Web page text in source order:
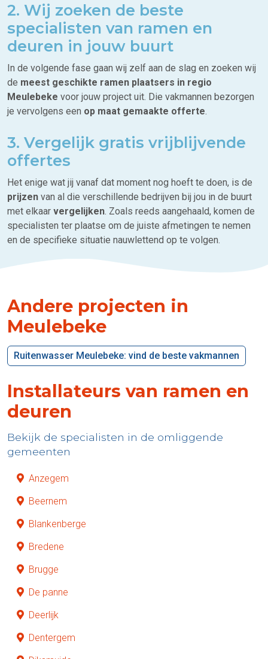
2. Wij zoeken de beste
specialisten van ramen en
deuren in jouw buurt
In de volgende fase gaan wij zelf aan de slag en zoeken wij
de meest geschikte ramen plaatsers in regio
Meulebeke voor jouw project uit. Die vakmannen bezorgen
je vervolgens een op maat gemaakte offerte.
3. Vergelijk gratis vrijblijvende
offertes
Het enige wat jij vanaf dat moment nog hoeft te doen, is de
prijzen van al die verschillende bedrijven bij jou in de buurt
met elkaar vergelijken. Zoals reeds aangehaald, komen de
specialisten ter plaatse om de juiste afmetingen te nemen
en de specifieke situatie nauwlettend op te volgen.
Andere projecten in
Meulebeke
Ruitenwasser Meulebeke: vind de beste vakmannen
Installateurs van ramen en
deuren
Bekijk de specialisten in de omliggende
gemeenten
Anzegem
Beernem
Blankenberge
Bredene
Brugge
De panne
Deerlijk
Dentergem